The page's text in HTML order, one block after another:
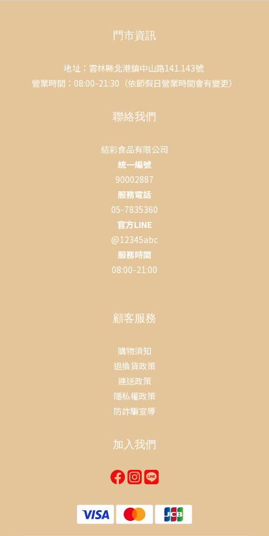
門市資訊
地址：雲林縣北港鎮中山路141.143號
營業時間：08:00-21:30（依節假日營業時間會有變更）
聯絡我們
結彩食品有限公司
統一編號
90002887
服務電話
05-7835360
官方LINE
@12345abc
服務時間
08:00-21:00
顧客服務
購物須知
退換貨政策
運送政策
隱私權政策
防詐騙宣導
加入我們